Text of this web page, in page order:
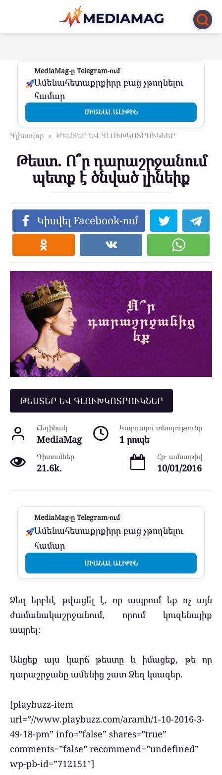
Перейти
контенту
MediaMag-ը Telegram-ում
Ամենահետաքրքիրը բաց չթողնելու
համար
ՄԻԱՆԱԼ ԱԼԻՔԻՆ
Գլխավոր » ԹԵՍՏԵՐ ԵՎ ԳԼՈՒԽԿՈՏՐՈՒԿՆԵՐ
Թեստ. Ո՞ր դարաշրջանում
պետք է ծնված լինեիք
Կիսվել Facebook-ում
ԹԵՍՏԵՐ ԵՎ ԳԼՈՒԽԿՈՏՐՈՒԿՆԵՐ
Հեղինակ
MediaMag
Կարդալու տևողությունը
1 րոպե
Դիտումներ
21.6k.
Հր․ ամսաթիվ
10/01/2016
MediaMag-ը Telegram-ում
Ամենահետաքրքիրը բաց չթողնելու
համար
ՄԻԱՆԱԼ ԱԼԻՔԻՆ
Ձեզ երբևէ թվացե՞լ է, որ ապրում եք ոչ այն
ժամանակաշրջանում, որում կուզենայիք
ապրել։
Անցեք այս կարճ թեստը և իմացեք, թե որ
դարաշրջանը ամենից շատ Ձեզ կսազեր.
[playbuzz-item
url=”//www.playbuzz.com/aramh/1-10-2016-3-
49-18-pm” info=”false” shares=”true”
comments=”false” recommend=”undefined”
wp-pb-id=”712151″]